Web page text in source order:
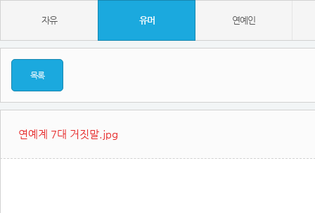
자유 유머 연예인
목록
연예계 7대 거짓말.jpg